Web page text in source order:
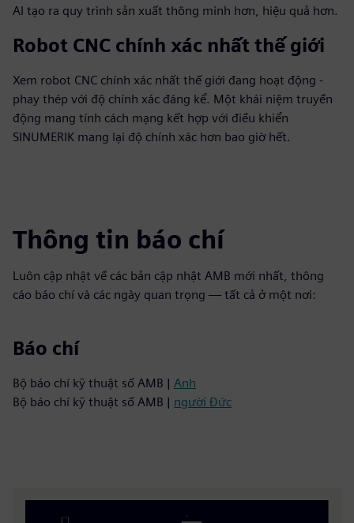
AI tạo ra quy trình sản xuất thông minh hơn, hiệu quả hơn.
Robot CNC chính xác nhất thế giới
Xem robot CNC chính xác nhất thế giới đang hoạt động -
phay thép với độ chính xác đáng kể. Một khái niệm truyền
động mang tính cách mạng kết hợp với điều khiển
SINUMERIK mang lại độ chính xác hơn bao giờ hết.
Thông tin báo chí
Luôn cập nhật về các bản cập nhật AMB mới nhất, thông
cáo báo chí và các ngày quan trọng — tất cả ở một nơi:
Báo chí
Bộ báo chí kỹ thuật số AMB | Anh
Bộ báo chí kỹ thuật số AMB | người Đức